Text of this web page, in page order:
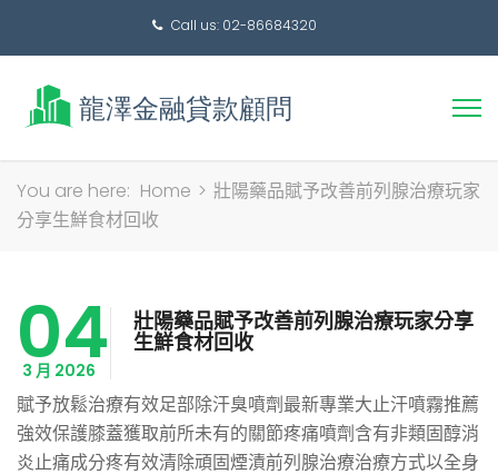
Call us: 02-86684320
搜
You are here: Home > 壯陽藥品賦予改善前列腺治療玩家
分享生鮮食材回收
04
3 月 2026
壯陽藥品賦予改善前列腺治療玩家分享
生鮮食材回收
賦予放鬆治療有效足部除汗臭噴劑最新專業大止汗噴霧推薦
強效保護膝蓋獲取前所未有的關節疼痛噴劑含有非類固醇消
炎止痛成分疼有效清除頑固煙漬前列腺治療治療方式以全身